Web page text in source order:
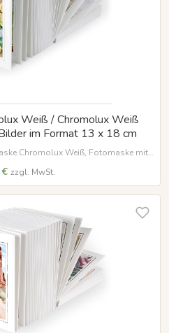
Weiß / Chromolux Weiß
im Format 13 x 18 cm
Chromolux Weiß, Fotomaske mit
zzgl. MwSt.